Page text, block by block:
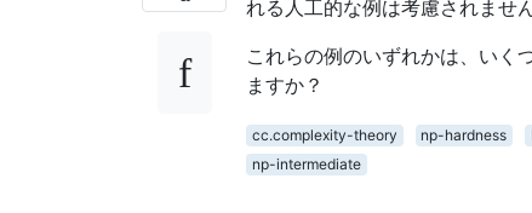
れる人工的な例は考慮されません
これらの例のいずれかは、いく
ますか？
cc.complexity-theory np-hardness
np-intermediate